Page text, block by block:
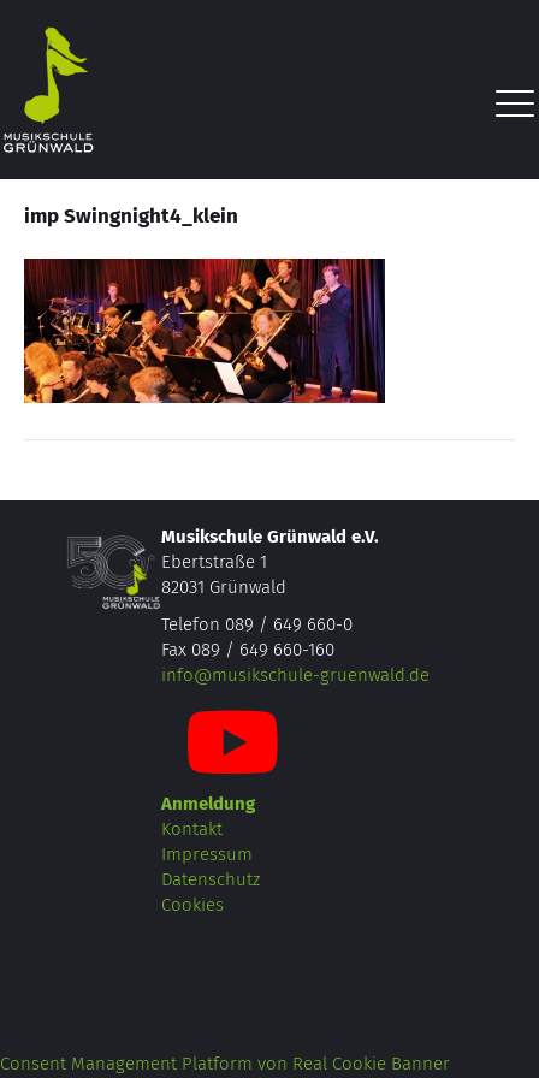
imp Swingnight4_klein
Musikschule Grünwald e.V.
Ebertstraße 1
82031 Grünwald
Telefon 089 / 649 660-0
Fax 089 / 649 660-160
info@musikschule-gruenwald.de
Anmeldung
Kontakt
Impressum
Datenschutz
Cookies
Consent Management Platform von Real Cookie Banner